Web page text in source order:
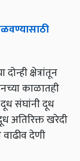
क्षेत्रांतून
काळातही
दूध संघांनी दूध
अतिरिक्त खरेदी
देणी